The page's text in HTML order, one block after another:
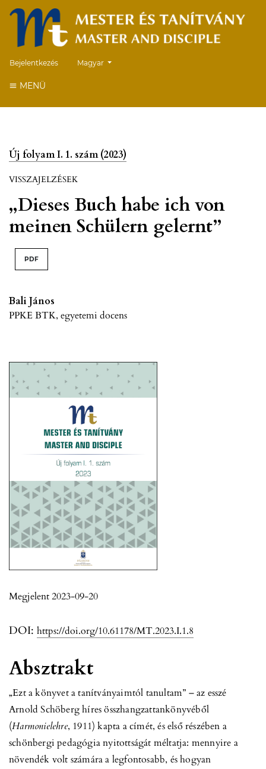
Bejelentkezés ##plugins.themes.healthSciences.language.toggle##
Magyar
MENÜ
Új folyam I. 1. szám (2023)
VISSZAJELZÉSEK
„Dieses Buch habe ich von
meinen Schülern gelernt”
PDF
Bali János
PPKE BTK, egyetemi docens
DOI: https://doi.org/10.61178/MT.2023.I.1.8
Megjelent 2023-09-20
Absztrakt
„Ezt a könyvet a tanítványaimtól tanultam” – az esszé
Arnold Schöberg híres összhangzattankönyvéből
(Harmonielehre, 1911) kapta a címét, és első részében a
schönbergi pedagógia nyitottságát méltatja: mennyire a
növendék volt számára a legfontosabb, és hogyan